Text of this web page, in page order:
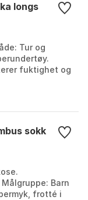
longs
Tur og
fuktighet og
sokk
Barn
frotté i